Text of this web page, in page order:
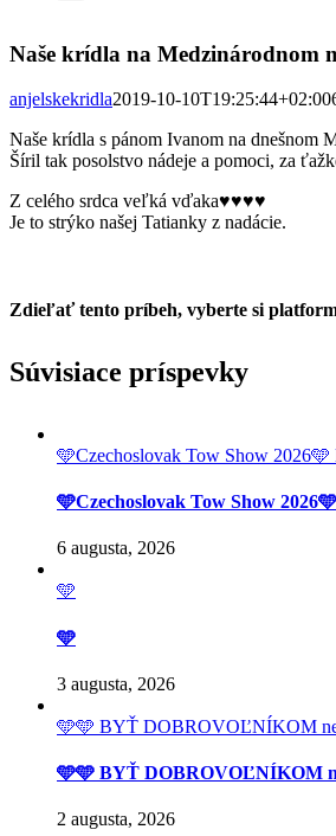
Naše krídla na Medzinárodnom
anjelskekridla2019-10-10T19:25:44+02:00
Naše krídla s pánom Ivanom na dnešnom
Šíril tak posolstvo nádeje a pomoci, za
Z celého srdca veľká vďaka♥♥♥♥
Je to strýko našej Tatianky z nadácie.
Zdieľať tento príbeh, vyberte si
Súvisiace príspevky
🩵Czechoslovak Tow Show
🩵Czechoslovak Tow Show
6 augusta, 2026
🩵
🩵
3 augusta, 2026
🩵🩵 BYŤ DOBROVOĽNÍKOM
🩵🩵 BYŤ DOBROVOĽNÍKOM
2 augusta, 2026